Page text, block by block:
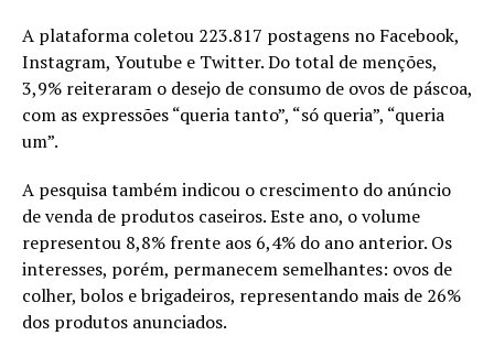
A plataforma coletou 223.817 postagens no Facebook,
Instagram, Youtube e Twitter. Do total de menções,
3,9% reiteraram o desejo de consumo de ovos de páscoa,
com as expressões “queria tanto”, “só queria”, “queria
um”.
A pesquisa também indicou o crescimento do anúncio
de venda de produtos caseiros. Este ano, o volume
representou 8,8% frente aos 6,4% do ano anterior. Os
interesses, porém, permanecem semelhantes: ovos de
colher, bolos e brigadeiros, representando mais de 26%
dos produtos anunciados.